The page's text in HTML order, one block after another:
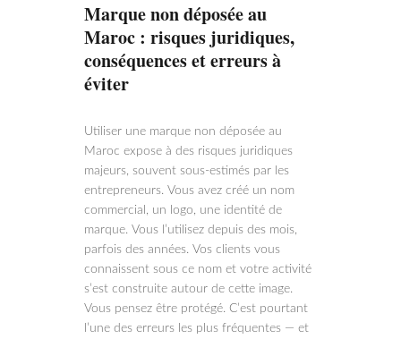
Marque non déposée au
Maroc : risques juridiques,
conséquences et erreurs à
éviter
Utiliser une marque non déposée au
Maroc expose à des risques juridiques
majeurs, souvent sous-estimés par les
entrepreneurs. Vous avez créé un nom
commercial, un logo, une identité de
marque. Vous l’utilisez depuis des mois,
parfois des années. Vos clients vous
connaissent sous ce nom et votre activité
s’est construite autour de cette image.
Vous pensez être protégé. C’est pourtant
l’une des erreurs les plus fréquentes — et